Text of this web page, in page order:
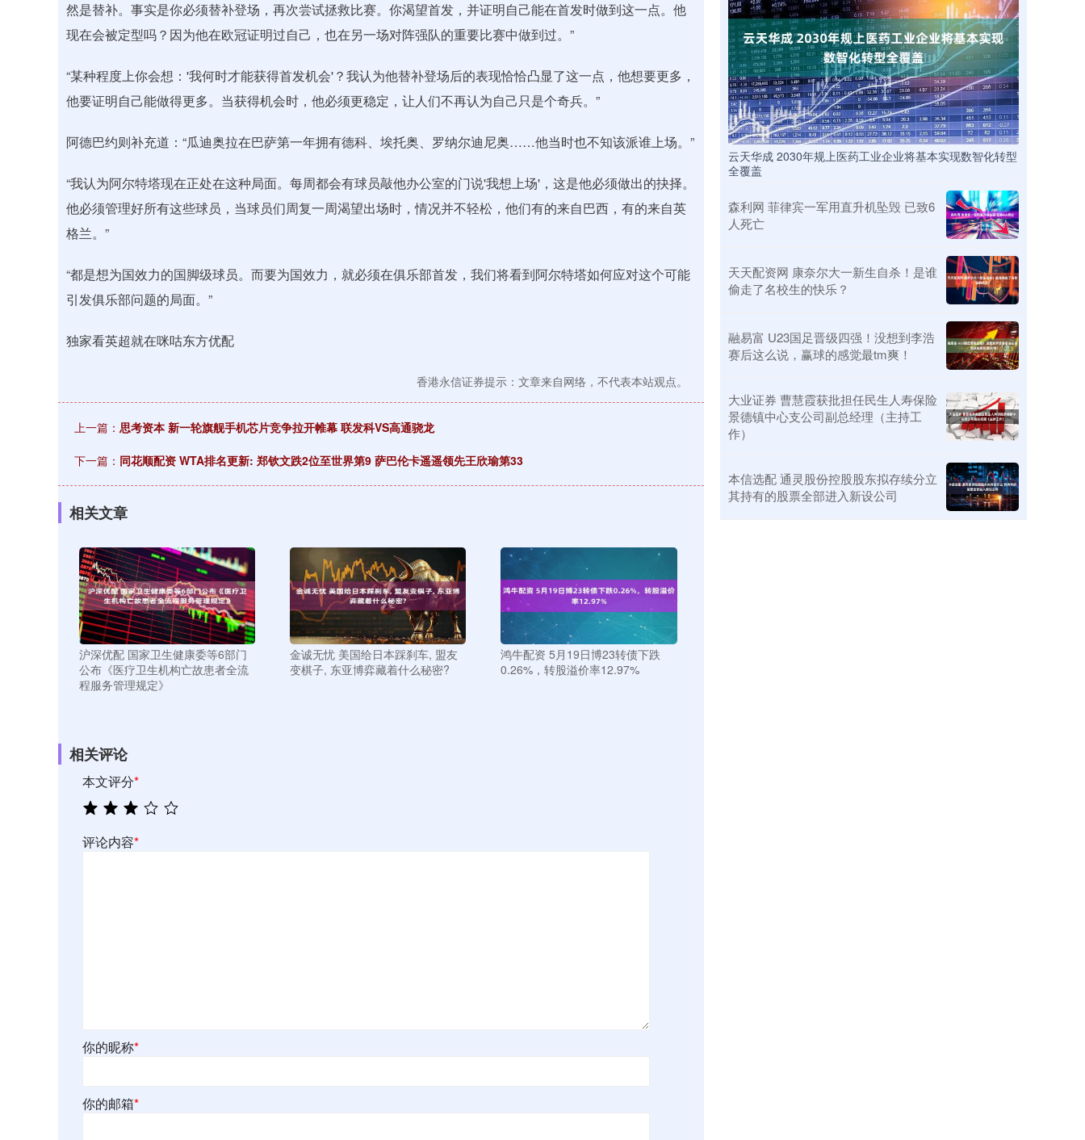
然是替补。事实是你必须替补登场，再次尝试拯救比赛。你渴望首发，并证明自己能在首发时做到这一点。他
现在会被定型吗？因为他在欧冠证明过自己，也在另一场对阵强队的重要比赛中做到过。”
“某种程度上你会想：'我何时才能获得首发机会'？我认为他替补登场后的表现恰恰凸显了这一点，他想要更多，
他要证明自己能做得更多。当获得机会时，他必须更稳定，让人们不再认为自己只是个奇兵。”
阿德巴约则补充道：“瓜迪奥拉在巴萨第一年拥有德科、埃托奥、罗纳尔迪尼奥……他当时也不知该派谁上场。”
“我认为阿尔特塔现在正处在这种局面。每周都会有球员敲他办公室的门说'我想上场'，这是他必须做出的抉择。
他必须管理好所有这些球员，当球员们周复一周渴望出场时，情况并不轻松，他们有的来自巴西，有的来自英
格兰。”
“都是想为国效力的国脚级球员。而要为国效力，就必须在俱乐部首发，我们将看到阿尔特塔如何应对这个可能
引发俱乐部问题的局面。”
独家看英超就在咪咕东方优配
香港永信证券提示：文章来自网络，不代表本站观点。
上一篇： 思考资本 新一轮旗舰手机芯片竞争拉开帷幕 联发科VS高通骁龙
下一篇： 同花顺配资 WTA排名更新: 郑钦文跌2位至世界第9 萨巴伦卡遥遥领先王欣瑜第33
相关文章
沪深优配 国家卫生健康委等6部门
公布《医疗卫生机构亡故患者全流
程服务管理规定》
金诚无忧 美国给日本踩刹车, 盟友
变棋子, 东亚博弈藏着什么秘密?
鸿牛配资 5月19日博23转债下跌
0.26%，转股溢价率12.97%
相关评论
本文评分*
评论内容*
你的昵称*
你的邮箱*
云天华成 2030年规上医药工业企业将基本实现数智化转型
全覆盖
森利网 菲律宾一军用直升机坠毁 已致6
人死亡
天天配资网 康奈尔大一新生自杀！是谁
偷走了名校生的快乐？
融易富 U23国足晋级四强！没想到李浩
赛后这么说，赢球的感觉最tm爽！
大业证券 曹慧霞获批担任民生人寿保险
景德镇中心支公司副总经理（主持工
作）
本信选配 通灵股份控股股东拟存续分立
其持有的股票全部进入新设公司